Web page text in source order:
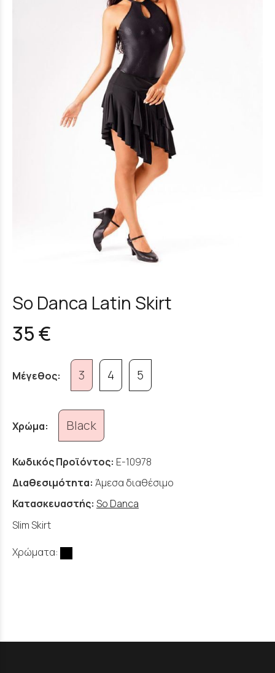
So Danca Latin Skirt
35 €
Μέγεθος: 3 4 5
Χρώμα: Black
Κωδικός Προϊόντος: E-10978
Διαθεσιμότητα: Άμεσα διαθέσιμο
Κατασκευαστής: So Danca
Slim Skirt
Χρώματα: